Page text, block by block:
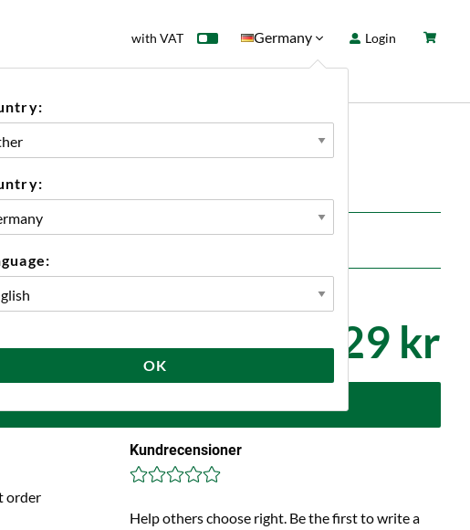
with VAT Germany
OK
Login
200-400 Camurri Brauer
29 kr
order
Kundrecensioner
Help others choose right. Be the first to write a